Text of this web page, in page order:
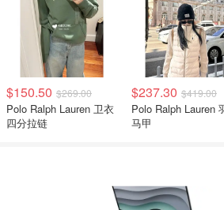
$150.50 $269.00
Polo Ralph Lauren 卫衣
四分拉链
$237.30 $419.00
Polo Ralph Lauren
马甲